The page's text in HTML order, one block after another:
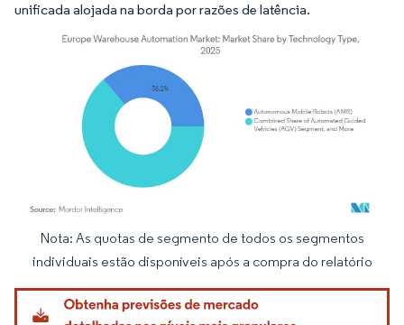
unificada alojada na borda por razões de latência.
Imagem © Mordor Intelligence. O reuso requer atribuição conforme CC BY 4.0.
Nota: As quotas de segmento de todos os segmentos
individuais estão disponíveis após a compra do relatório